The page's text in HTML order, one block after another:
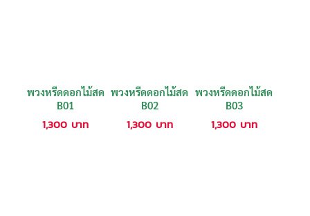
พวงหรีดดอกไม้สด
B01
1,300 บาท
พวงหรีดดอกไม้สด
B02
1,300 บาท
พวงหรีดดอกไม้สด
B03
1,300 บาท